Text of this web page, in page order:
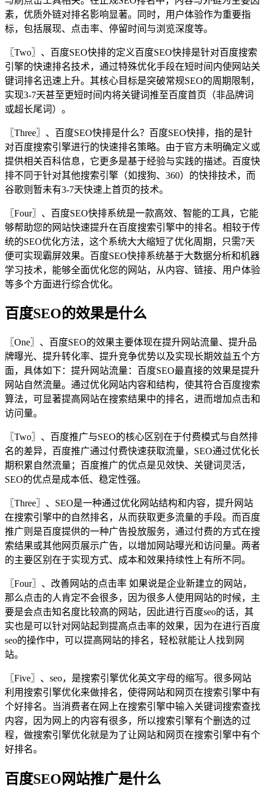
素，优质外链对排名影响显著。同时，用户体验作为重要指
标，包括展现、点击率、停留时间与浏览深度等。
〖Two〗、百度SEO快排的定义百度SEO快排是针对百度搜索
引擎的快速排名技术，通过特殊优化手段在短时间内使网站关
键词排名迅速上升。其核心目标是突破常规SEO的周期限制，
实现3-7天甚至更短时间内将关键词推至百度首页（非品牌词
或超长尾词）。
〖Three〗、百度SEO快排是什么？百度SEO快排，指的是针
对百度搜索引擎进行的快速排名策略。由于官方未明确定义或
提供相关百科信息，它更多是基于经验与实践的描述。百度快
排不同于针对其他搜索引擎（如搜狗、360）的快排技术，而
谷歌则暂未有3-7天快速上首页的技术。
〖Four〗、百度SEO快排系统是一款高效、智能的工具，它能
够帮助您的网站快速提升在百度搜索引擎中的排名。相较于传
统的SEO优化方法，这个系统大大缩短了优化周期，只需7天
便可实现霸屏效果。百度SEO快排系统基于大数据分析和机器
学习技术，能够全面优化您的网站，从内容、链接、用户体验
等多个方面进行综合优化。
百度SEO的效果是什么
〖One〗、百度SEO的效果主要体现在提升网站流量、提升品
牌曝光、提升转化率、提升竞争优势以及实现长期效益五个方
面，具体如下：提升网站流量：百度SEO最直接的效果是提升
网站自然流量。通过优化网站内容和结构，使其符合百度搜索
算法，可显著提高网站在搜索结果中的排名，进而增加点击和
访问量。
〖Two〗、百度推广与SEO的核心区别在于付费模式与自然排
名的差异，百度推广通过付费快速获取流量，SEO通过优化长
期积累自然流量；百度推广的优点是见效快、关键词灵活，
SEO的优点是成本低、稳定性强。
〖Three〗、SEO是一种通过优化网站结构和内容，提升网站
在搜索引擎中的自然排名，从而获取更多流量的手段。而百度
推广则是百度提供的一种广告投放服务，通过付费的方式在搜
索结果或其他网页展示广告，以增加网站曝光和访问量。两者
的主要区别在于实现方式、成本和效果持续性上有所不同。
〖Four〗、改善网站的点击率 如果说是企业新建立的网站，
那么点击的人肯定不会很多，因为很多人使用网站的时候，主
要是会点击知名度比较高的网站，因此进行百度seo的话，其
实也是可以针对网站起到提高点击率的效果，因为在进行百度
seo的操作中，可以提高网站的排名，轻松就能让人找到网
站。
〖Five〗、seo，是搜索引擎优化英文字母的缩写。很多网站
利用搜索引擎优化来做排名，使得网站和网页在搜索引擎中有
个好排名。当消费者在网上在搜索引擎中输入关键词搜索查找
内容，因为网上的内容有很多，所以搜索引擎有个删选的过
程，做搜索引擎优化就是为了让网站和网页在搜索引擎中有个
好排名。
百度SEO网站推广是什么